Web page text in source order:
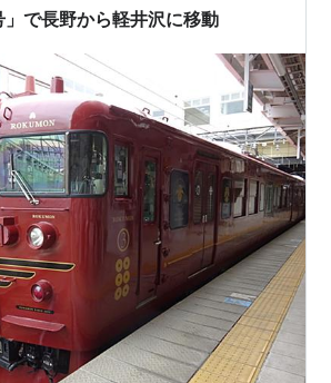
は当然と言えば当然のことです。 そん
」で長野から軽井沢に移動